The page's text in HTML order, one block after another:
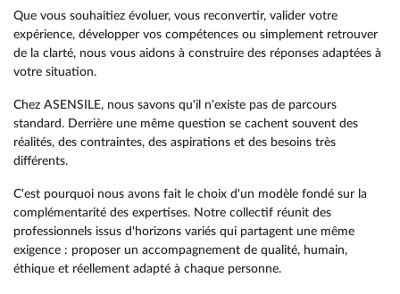
Que vous souhaitiez évoluer, vous reconvertir, valider votre
expérience, développer vos compétences ou simplement retrouver
de la clarté, nous vous aidons à construire des réponses adaptées à
votre situation.
Chez ASENSILE, nous savons qu'il n'existe pas de parcours
standard. Derrière une même question se cachent souvent des
réalités, des contraintes, des aspirations et des besoins très
différents.
C'est pourquoi nous avons fait le choix d'un modèle fondé sur la
complémentarité des expertises. Notre collectif réunit des
professionnels issus d'horizons variés qui partagent une même
exigence : proposer un accompagnement de qualité, humain,
éthique et réellement adapté à chaque personne.